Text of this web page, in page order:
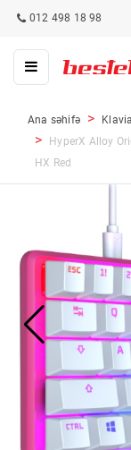
012 498 18 98
Ana səhifə
HyperX Alloy
HX Red